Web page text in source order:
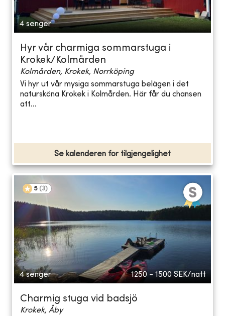
4 senger
Hyr vår charmiga sommarstuga i
Krokek/Kolmården
Kolmården, Krokek, Norrköping
Vi hyr ut vår mysiga sommarstuga belägen i det
natursköna Krokek i Kolmården. Här får du chansen
att...
Se kalenderen for tilgjengelighet
5 (3)
4 senger 1250 - 1500 SEK/natt
Charmig stuga vid badsjö
Krokek, Åby